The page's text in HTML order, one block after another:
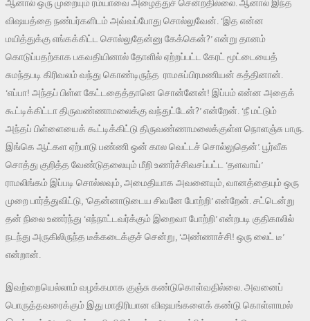
ஆனால் ஒரு முறையும் ரம்யாவை அழைத்துச் சென்றதில்லை. ஆனால் இந்த
விஷயத்தை நண்பர்களிடம் அவ்வப்போது சொல்லுவேன். ‘இத என்ன
மயித்துக்கு எங்கக்கிட்ட சொல்லுதேன்னு கேக்கென்?’ என்று தானம்
கொடுப்பதற்காக பகவதியினால் தோளில் ஏற்றப்பட்ட கேரட் மூட்டையைத்
சுமந்தபடி கிரிவலம் வந்து கொண்டிருந்த ராமசுப்பிரமணியன் கத்தினான்.
‘எப்பா! அந்தப் பிள்ள கேட்டதைத்தானெ சொன்னேன்! இப்பம் என்ன அதைக்
கூட்டிக்கிட்டா திருவண்ணாமலைக்கு வந்துட்டேன்?’ என்றேன். ‘நீ மட்டும்
அந்தப் பிள்ளையைக் கூட்டிக்கிட்டு திருவண்ணாமலைக்குள்ள நொளஞ்சு பாரு.
இங்கெ ஆட்கள ஏற்பாடு பண்ணி ஒன் கால வெட்டச் சொல்லுதென்’. பூர்வீக
சொத்து குறித்த வேண்டுதலையும் மீறி உணர்ச்சிவசப்பட்ட ‘தளவாய்’
ராமலிங்கம் இப்படி சொல்லவும், அமைதியாக அவனையும், வானத்தையும் ஒரு
முறை பார்த்துவிட்டு, ‘தென்னாடுடைய சிவனே போற்றி’ என்றேன். சட்டென்று
தன் நிலை உணர்ந்து ‘எந்நாட்டவர்க்கும் இறைவா போற்றி’ என்றபடி குதிகாலில்
நடந்து அருகிலிருந்த டீக்கடைக்குச் சென்று, ‘அண்ணாச்சி! ஒரு லைட் டீ’
என்றான்.
இவற்றையெல்லாம் வழக்கமாக குஞ்சு கண்டுகொள்வதில்லை. அவனைப்
பொருத்தவரைக்கும் இது மாதிரியான விஷயங்களைக் கண்டு கொள்ளாமல்